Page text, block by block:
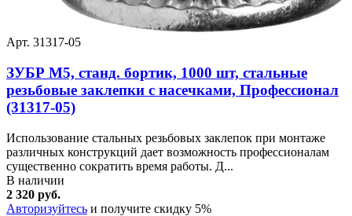
Арт. 31317-05
ЗУБР М5, станд. бортик, 1000 шт, стальные
резьбовые заклепки с насечками, Профессионал
(31317-05)
Использование стальных резьбовых заклепок при монтаже
различных конструкций дает возможность профессионалам
существенно сократить время работы. Д...
В наличии
2 320 руб.
Авторизуйтесь и получите скидку 5%